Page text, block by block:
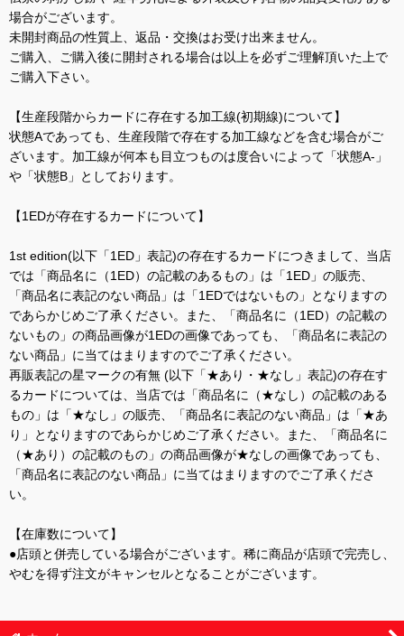
場合がございます。
未開封商品の性質上、返品・交換はお受け出来ません。
ご購入、ご購入後に開封される場合は以上を必ずご理解頂いた上で
ご購入下さい。
【生産段階からカードに存在する加工線(初期線)について】
状態Aであっても、生産段階で存在する加工線などを含む場合がご
ざいます。加工線が何本も目立つものは度合いによって「状態A-」
や「状態B」としております。
【1EDが存在するカードについて】
1st edition(以下「1ED」表記)の存在するカードにつきまして、当店
では「商品名に（1ED）の記載のあるもの」は「1ED」の販売、
「商品名に表記のない商品」は「1EDではないもの」となりますの
であらかじめご了承ください。また、「商品名に（1ED）の記載の
ないもの」の商品画像が1EDの画像であっても、「商品名に表記の
ない商品」に当てはまりますのでご了承ください。
再販表記の星マークの有無 (以下「★あり・★なし」表記)の存在す
るカードについては、当店では「商品名に（★なし）の記載のある
もの」は「★なし」の販売、「商品名に表記のない商品」は「★あ
り」となりますのであらかじめご了承ください。また、「商品名に
（★あり）の記載のもの」の商品画像が★なしの画像であっても、
「商品名に表記のない商品」に当てはまりますのでご了承くださ
い。
【在庫数について】
●店頭と併売している場合がございます。稀に商品が店頭で完売し、
やむを得ず注文がキャンセルとなることがございます。